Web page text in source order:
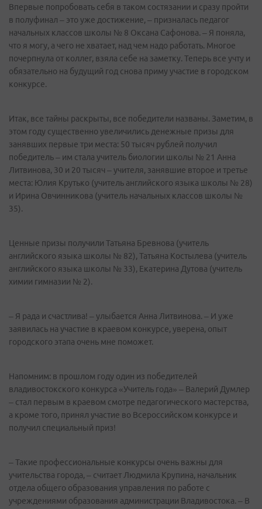
Впервые попробовать себя в таком состязании и сразу пройти
в полуфинал – это уже достижение, – призналась педагог
начальных классов школы № 8 Оксана Сафонова. – Я поняла,
что я могу, а чего не хватает, над чем надо работать. Многое
почерпнула от коллег, взяла себе на заметку. Теперь все учту и
обязательно на будущий год снова приму участие в городском
конкурсе.
Итак, все тайны раскрыты, все победители названы. Заметим, в
этом году существенно увеличились денежные призы для
занявших первые три места: 50 тысяч рублей получил
победитель – им стала учитель биологии школы № 21 Анна
Литвинова, 30 и 20 тысяч – учителя, занявшие второе и третье
места: Юлия Крутько (учитель английского языка школы № 28)
и Ирина Овчинникова (учитель начальных классов школы №
35).
Ценные призы получили Татьяна Бревнова (учитель
английского языка школы № 82), Татьяна Костылева (учитель
английского языка школы № 33), Екатерина Дутова (учитель
химии гимназии № 2).
– Я рада и счастлива! – улыбается Анна Литвинова. – И уже
заявилась на участие в краевом конкурсе, уверена, опыт
городского этапа очень мне поможет.
Напомним: в прошлом году один из победителей
владивостокского конкурса «Учитель года» – Валерий Думлер
– стал первым в краевом смотре педагогического мастерства,
а кроме того, принял участие во Всероссийском конкурсе и
получил специальный приз!
– Такие профессиональные конкурсы очень важны для
учительства города, – считает Людмила Крупина, начальник
отдела общего образования управления по работе с
учреждениями образования администрации Владивостока. – В